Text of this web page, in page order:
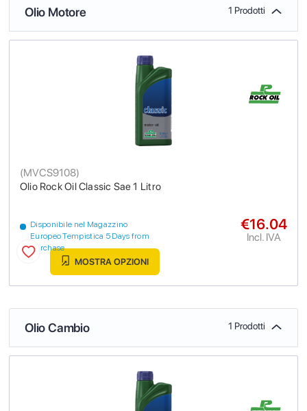
Olio Motore 1 Prodotti
Olio Rock Oil Classic Sae 1 Litro
(MVCS9108)
Disponibile nel Magazzino
Europeo Tempistica 5 Days from
purchase
€16.04
Incl. IVA
MOSTRA OPZIONI
Olio Cambio 1 Prodotti